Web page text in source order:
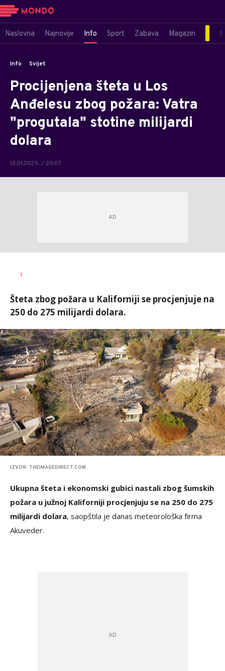
Naslovna Najnovije Info Sport Zabava Magazin
Info Svijet
Procijenjena šteta u Los
Anđelesu zbog požara: Vatra
"progutala" stotine milijardi
dolara
13.01.2025. / 20:07
AUTOR
1
Šteta zbog požara u Kaliforniji se procjenjuje na
250 do 275 milijardi dolara.
IZVOR: THEIMAGEDIRECT.COM
Ukupna šteta i ekonomski gubici nastali zbog šumskih
požara u južnoj Kaliforniji procjenjuju se na 250 do 275
milijardi dolara, saopštila je danas meteorološka firma
Akuveder.